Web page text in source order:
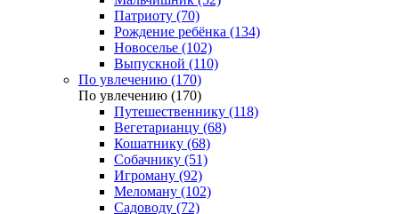
Патриоту (70)
Рождение ребёнка (134)
Новоселье (102)
Выпускной (110)
По увлечению (170)
По увлечению (170)
Путешественнику (118)
Вегетарианцу (68)
Кошатнику (68)
Собачнику (51)
Игроману (92)
Меломану (102)
Садоводу (72)